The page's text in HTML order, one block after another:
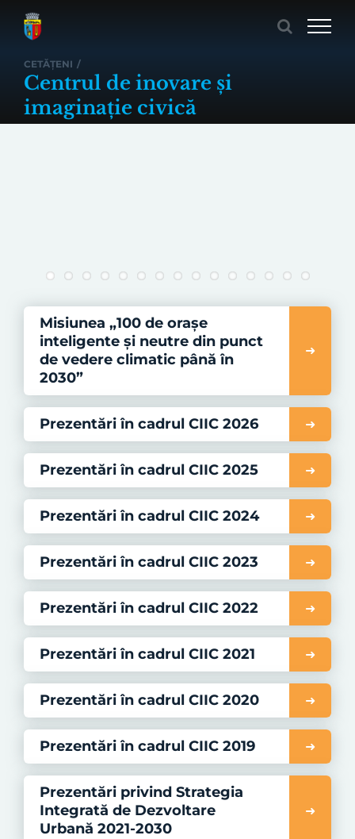
CETĂȚENI /
Centrul de inovare și
imaginație civică
Misiunea „100 de orașe
inteligente și neutre din punct
de vedere climatic până în
2030”
Prezentări în cadrul CIIC 2026
Prezentări în cadrul CIIC 2025
Prezentări în cadrul CIIC 2024
Prezentări în cadrul CIIC 2023
Prezentări în cadrul CIIC 2022
Prezentări în cadrul CIIC 2021
Prezentări în cadrul CIIC 2020
Prezentări în cadrul CIIC 2019
Prezentări privind Strategia
Integrată de Dezvoltare
Urbană 2021-2030